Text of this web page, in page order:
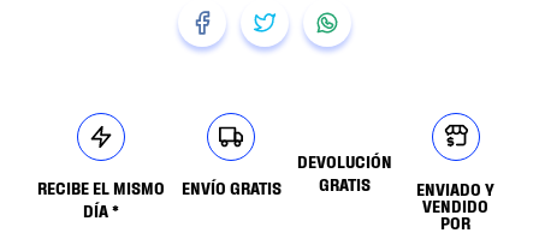
RECIBE EL MISMO
DÍA *
ENVÍO GRATIS
DEVOLUCIÓN
GRATIS
ENVIADO Y
VENDIDO
POR